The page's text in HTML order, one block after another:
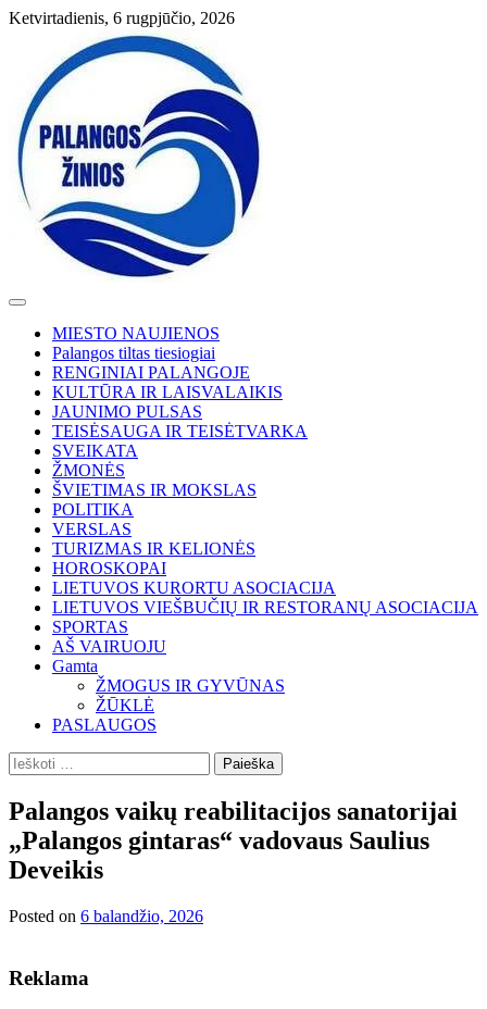
Skip
Ketvirtadienis, 6 rugpjūčio, 2026
MIESTO NAUJIENOS
Palangos tiltas tiesiogiai
RENGINIAI PALANGOJE
KULTŪRA IR LAISVALAIKIS
JAUNIMO PULSAS
TEISĖSAUGA IR TEISĖTVARKA
SVEIKATA
ŽMONĖS
ŠVIETIMAS IR MOKSLAS
POLITIKA
VERSLAS
TURIZMAS IR KELIONĖS
HOROSKOPAI
LIETUVOS KURORTU ASOCIACIJA
LIETUVOS VIEŠBUČIŲ IR RESTORANŲ ASOCIACIJA
SPORTAS
AŠ VAIRUOJU
Gamta
ŽMOGUS IR GYVŪNAS
ŽŪKLĖ
PASLAUGOS
Ieškoti:
Palangos vaikų reabilitacijos sanatorijai
„Palangos gintaras“ vadovaus Saulius
Deveikis
Posted on 6 balandžio, 2026
Reklama